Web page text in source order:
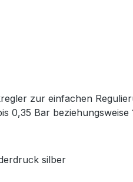
zur einfachen
0,35 Bar beziehungsweise
silber